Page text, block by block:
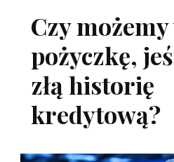
Czy
pożyczkę,
złą historię
kredytową?